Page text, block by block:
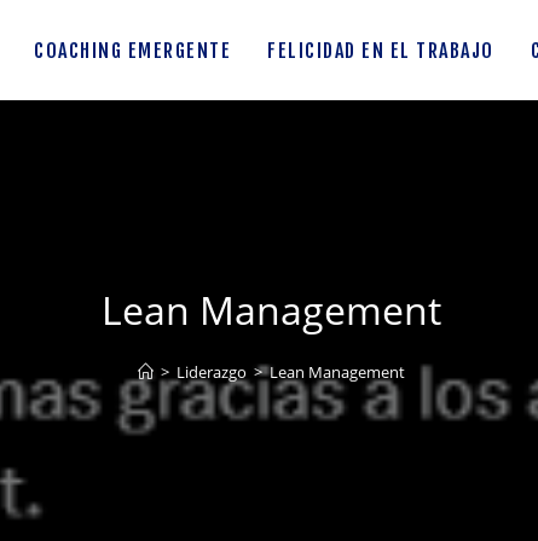
COACHING EMERGENTE FELICIDAD EN EL TRABAJO
Lean Management
> Liderazgo > Lean Management